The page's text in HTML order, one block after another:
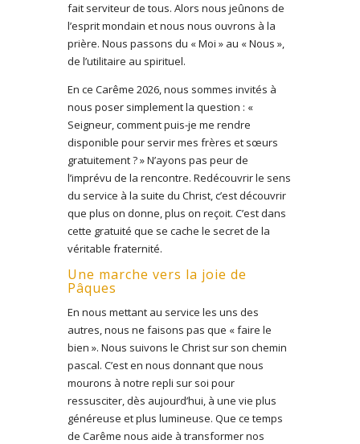
fait serviteur de tous. Alors nous jeûnons de
l’esprit mondain et nous nous ouvrons à la
prière. Nous passons du « Moi » au « Nous »,
de l’utilitaire au spirituel.
En ce Carême 2026, nous sommes invités à
nous poser simplement la question : «
Seigneur, comment puis-je me rendre
disponible pour servir mes frères et sœurs
gratuitement ? » N’ayons pas peur de
l’imprévu de la rencontre. Redécouvrir le sens
du service à la suite du Christ, c’est découvrir
que plus on donne, plus on reçoit. C’est dans
cette gratuité que se cache le secret de la
véritable fraternité.
Une marche vers la joie de
Pâques
En nous mettant au service les uns des
autres, nous ne faisons pas que « faire le
bien ». Nous suivons le Christ sur son chemin
pascal. C’est en nous donnant que nous
mourons à notre repli sur soi pour
ressusciter, dès aujourd’hui, à une vie plus
généreuse et plus lumineuse. Que ce temps
de Carême nous aide à transformer nos